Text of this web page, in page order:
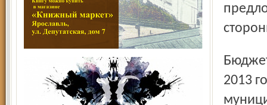
Бюджет ИРСИ планируется в размере 34 млн. рублей на
2013